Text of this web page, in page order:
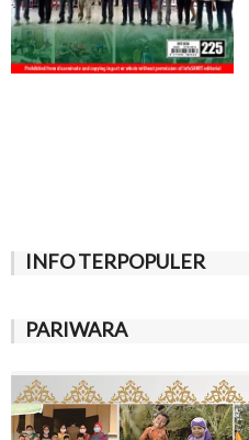
INFO TERPOPULER
PARIWARA